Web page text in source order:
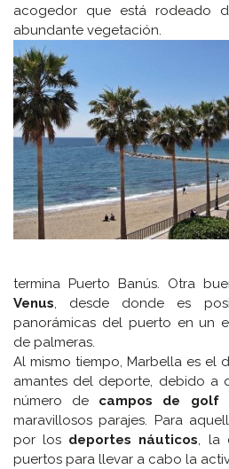
acogedor que está rodeado
abundante vegetación.
termina Puerto Banús. Otra
Venus, desde donde es
panorámicas del puerto en un
de palmeras.
Al mismo tiempo, Marbella es el
amantes del deporte, debido a
número de campos de golf
maravillosos parajes. Para
por los deportes náuticos, la
puertos para llevar a cabo la